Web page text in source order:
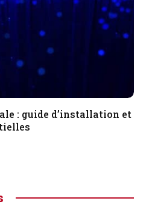
: guide d’installation et